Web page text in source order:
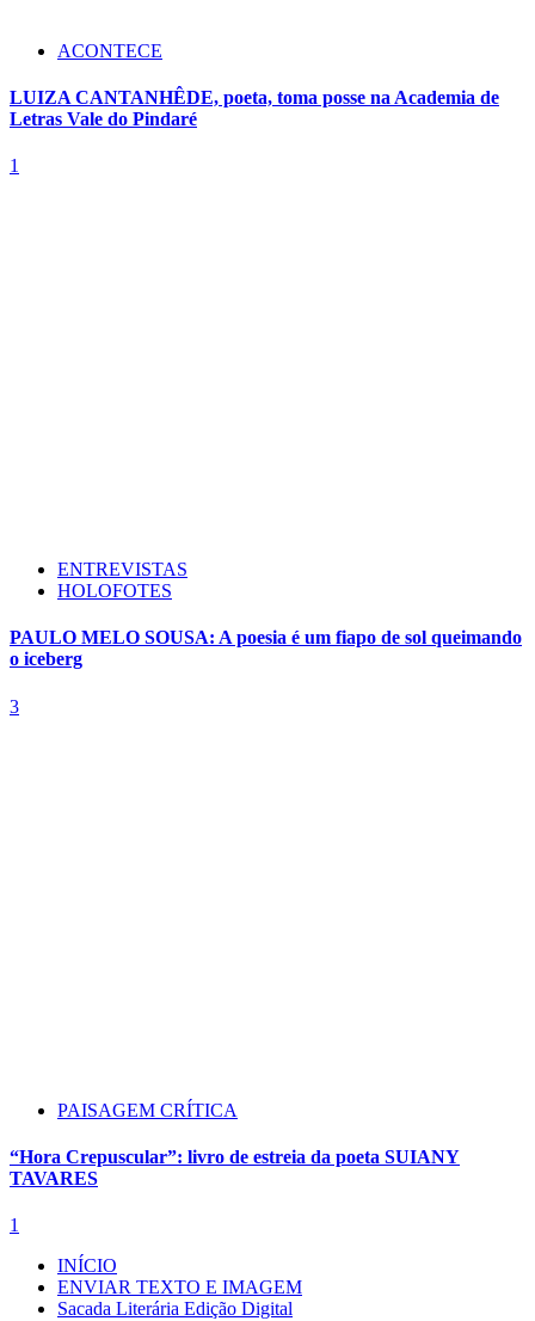
ACONTECE
LUIZA CANTANHÊDE, poeta, toma posse na Academia de
Letras Vale do Pindaré
1
ENTREVISTAS
HOLOFOTES
PAULO MELO SOUSA: A poesia é um fiapo de sol queimando
o iceberg
3
PAISAGEM CRÍTICA
“Hora Crepuscular”: livro de estreia da poeta SUIANY
TAVARES
1
INÍCIO
ENVIAR TEXTO E IMAGEM
Sacada Literária Edição Digital